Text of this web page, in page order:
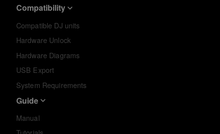
Compatibility
Compatible DJ units
Hardware Unlock
Hardware Diagrams
USB Export
System Requirements
Guide
Manual